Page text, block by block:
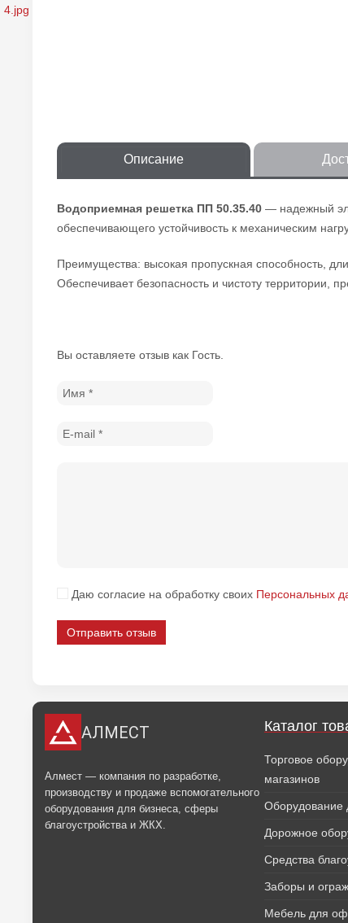
Описание
Водоприемная решетка ПП 50.35.40 — надежный
обеспечивающего устойчивость к механическим
Преимущества: высокая пропускная способность,
Обеспечивает безопасность и чистоту территории,
Вы оставляете отзыв как Гость.
Даю согласие на обработку своих Персональных
Отправить отзыв
АЛМЕСТ
Алмест — компания по разработке,
производству и продаже вспомогательного
оборудования для бизнеса, сферы
благоустройства и ЖКХ.
Каталог
Торговое
магазинов
Оборудование
Дорожное
Средства
Заборы и
Мебель для